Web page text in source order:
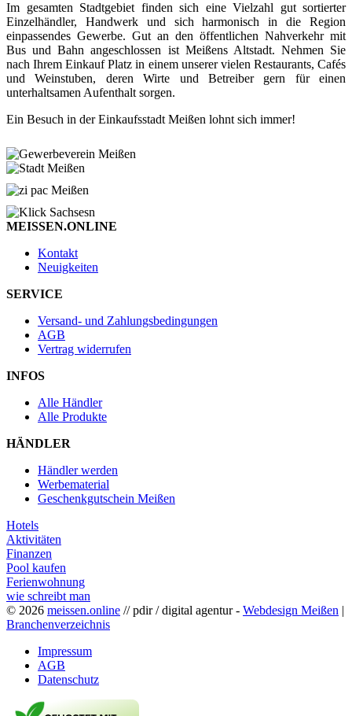
Im gesamten Stadtgebiet finden sich eine Vielzahl gut sortierter
Einzelhändler, Handwerk und sich harmonisch in die Region
einpassendes Gewerbe. Gut an den öffentlichen Nahverkehr mit
Bus und Bahn angeschlossen ist Meißens Altstadt. Nehmen Sie
nach Ihrem Einkauf Platz in einem unserer vielen Restaurants, Cafés
und Weinstuben, deren Wirte und Betreiber gern für einen
unterhaltsamen Aufenthalt sorgen.
Ein Besuch in der Einkaufsstadt Meißen lohnt sich immer!
MEISSEN.ONLINE
Kontakt
Neuigkeiten
SERVICE
Versand- und Zahlungsbedingungen
AGB
Vertrag widerrufen
INFOS
Alle Händler
Alle Produkte
HÄNDLER
Händler werden
Werbematerial
Geschenkgutschein Meißen
Hotels
Aktivitäten
Finanzen
Pool kaufen
Ferienwohnung
wie schreibt man
© 2026 meissen.online // pdir / digital agentur - Webdesign Meißen |
Branchenverzeichnis
Impressum
AGB
Datenschutz